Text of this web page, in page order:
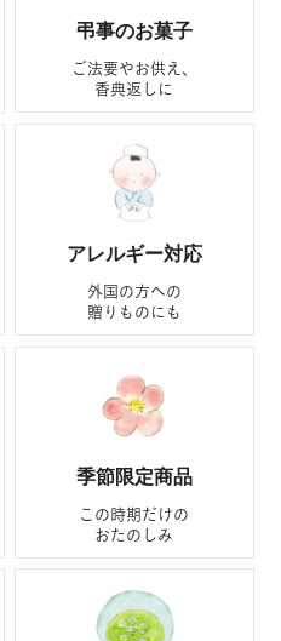
弔事のお菓子
ご法要やお供え、
香典返しに
アレルギー対応
外国の方への
贈りものにも
季節限定商品
この時期だけの
おたのしみ